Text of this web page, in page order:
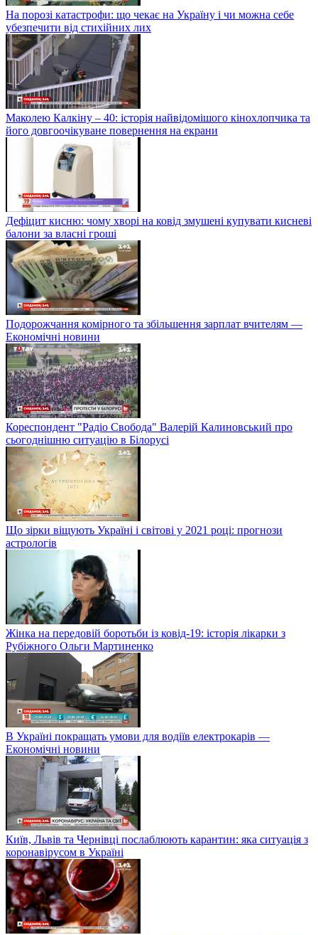
На порозі катастрофи: що чекає на Україну і чи можна себе
убезпечити від стихійних лих
Маколею Калкіну – 40: історія найвідомішого кінохлопчика та
його довгоочікуване повернення на екрани
Дефіцит кисню: чому хворі на ковід змушені купувати кисневі
балони за власні гроші
Подорожчання комірного та збільшення зарплат вчителям —
Економічні новини
Кореспондент "Радіо Свобода" Валерій Калиновський про
сьогоднішню ситуацію в Білорусі
Що зірки віщують Україні і світові у 2021 році: прогнози
астрологів
Жінка на передовій боротьби із ковід-19: історія лікарки з
Рубіжного Ольги Мартиненко
В Україні покращать умови для водіїв електрокарів —
Економічні новини
Київ, Львів та Чернівці послаблюють карантин: яка ситуація з
коронавірусом в Україні